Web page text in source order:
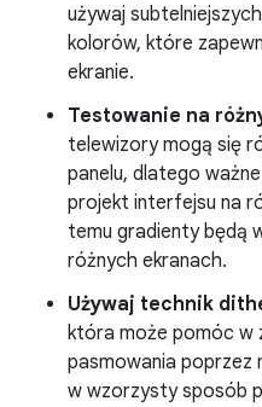
używaj
kolorów, które
ekranie.
Testowanie na
telewizory mogą się
panelu, dlatego
projekt interfejsu na
temu gradienty będą
różnych ekranach.
Używaj technik
która może pomóc w
pasmowania poprzez
w wzorzysty sposób